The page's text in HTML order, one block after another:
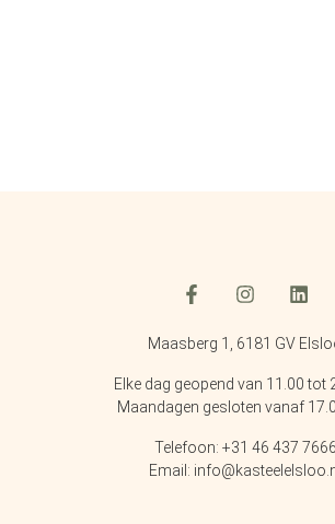
Maasberg 1, 6181 GV
Elke dag geopend van 11.00 tot
Maandagen gesloten vanaf
Telefoon: +31 46 437 7666
Email: